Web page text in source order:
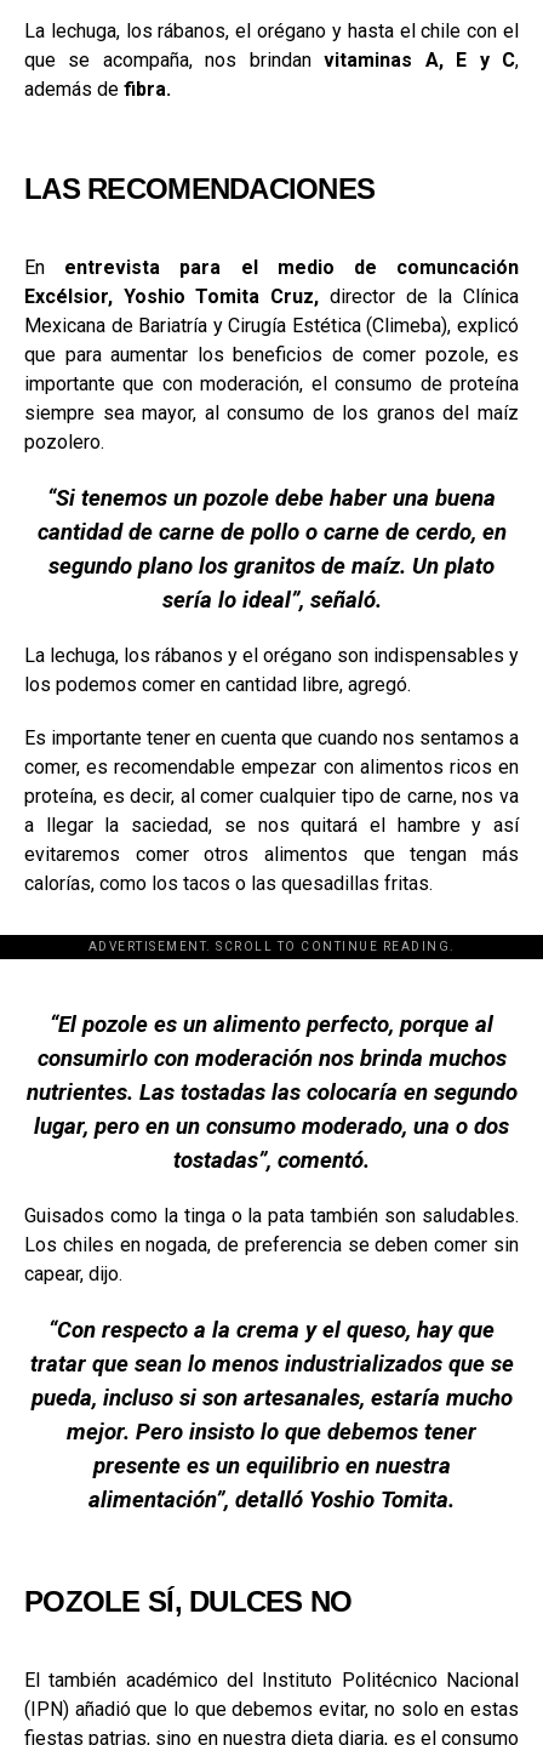
La lechuga, los rábanos, el orégano y hasta el chile con el
que se acompaña, nos brindanvitaminas A, E y C,
además de fibra.
LAS RECOMENDACIONES
En entrevista para el medio de comuncación
Excélsior, Yoshio Tomita Cruz, director de la Clínica
Mexicana de Bariatría y Cirugía Estética (Climeba), explicó
que para aumentar los beneficios de comer pozole, es
importante que con moderación, el consumo de proteína
siempre sea mayor, al consumo de los granos del maíz
pozolero.
“Si tenemos un pozole debe haber una buena
cantidad de carne de pollo o carne de cerdo, en
segundo plano los granitos de maíz. Un plato
sería lo ideal”, señaló.
La lechuga, los rábanos y el orégano son indispensables y
los podemos comer en cantidad libre, agregó.
Es importante tener en cuenta que cuando nos sentamos a
comer, es recomendable empezar con alimentos ricos en
proteína, es decir, al comer cualquier tipo de carne, nos va
a llegar la saciedad, se nos quitará el hambre y así
evitaremos comer otros alimentos que tengan más
calorías, como los tacos o las quesadillas fritas.
ADVERTISEMENT. SCROLL TO CONTINUE READING.
[adsforwp id="243463"]
“El pozole es un alimento perfecto, porque al
consumirlo con moderación nos brinda muchos
nutrientes. Las tostadas las colocaría en segundo
lugar, pero en un consumo moderado, una o dos
tostadas”, comentó.
Guisados como la tinga o la pata también son saludables.
Los chiles en nogada, de preferencia se deben comer sin
capear, dijo.
“Con respecto a la crema y el queso, hay que
tratar que sean lo menos industrializados que se
pueda, incluso si son artesanales, estaría mucho
mejor. Pero insisto lo que debemos tener
presente es un equilibrio en nuestra
alimentación”, detalló Yoshio Tomita.
POZOLE SÍ, DULCES NO
El también académico del Instituto Politécnico Nacional
(IPN) añadió que lo que debemos evitar, no solo en estas
fiestas patrias, sino en nuestra dieta diaria, es el consumo